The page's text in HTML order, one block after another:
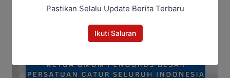
Pastikan Selalu Update Berita Terbaru
Ikuti Saluran